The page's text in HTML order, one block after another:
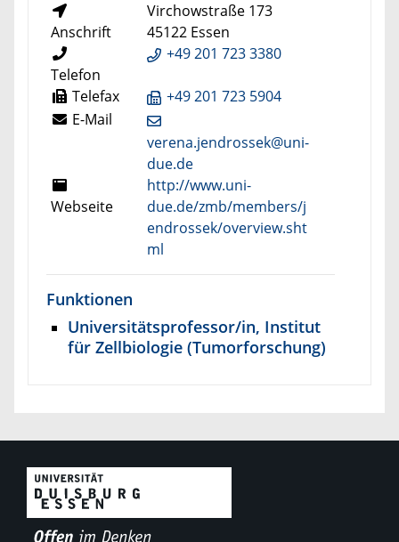
Anschrift
Virchowstraße 173
45122 Essen
Telefon
+49 201 723 3380
Telefax
+49 201 723 5904
E-Mail
verena.jendrossek@uni-
due.de
Webseite
http://www.uni-
due.de/zmb/members/j
endrossek/overview.sht
ml
Funktionen
Universitätsprofessor/in, Institut
für Zellbiologie (Tumorforschung)